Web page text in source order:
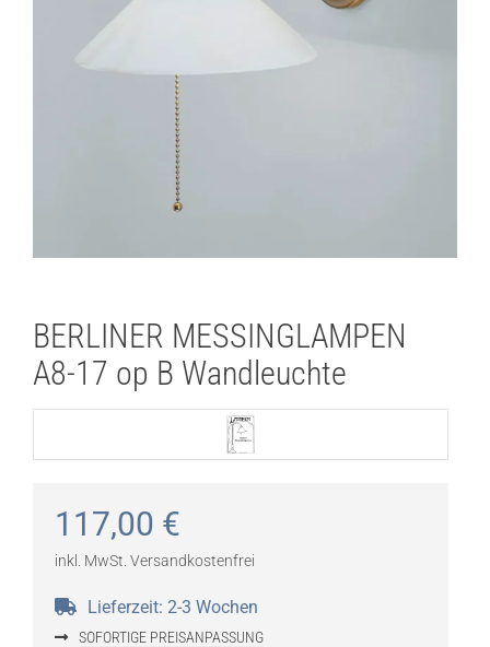
Lichtplanung
BERLINER MESSINGLAMPEN
A8-17 op B Wandleuchte
117,00 €
inkl. MwSt. Versandkostenfrei
Lieferzeit: 2-3 Wochen
SOFORTIGE PREISANPASSUNG